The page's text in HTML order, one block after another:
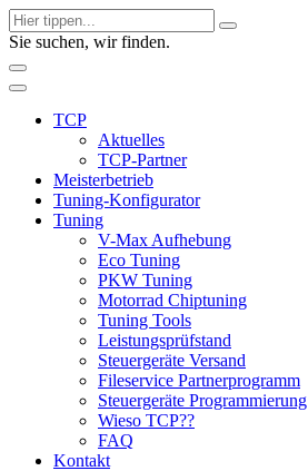
Sie suchen, wir finden.
TCP
Aktuelles
TCP-Partner
Meisterbetrieb
Tuning-Konfigurator
Tuning
V-Max Aufhebung
Eco Tuning
PKW Tuning
Motorrad Chiptuning
Tuning Tools
Leistungsprüfstand
Steuergeräte Versand
Fileservice Partnerprogramm
Steuergeräte Programmierung
Wieso TCP??
FAQ
Kontakt